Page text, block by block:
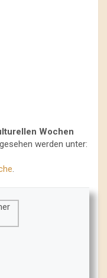
Wochen
werden unter:
.